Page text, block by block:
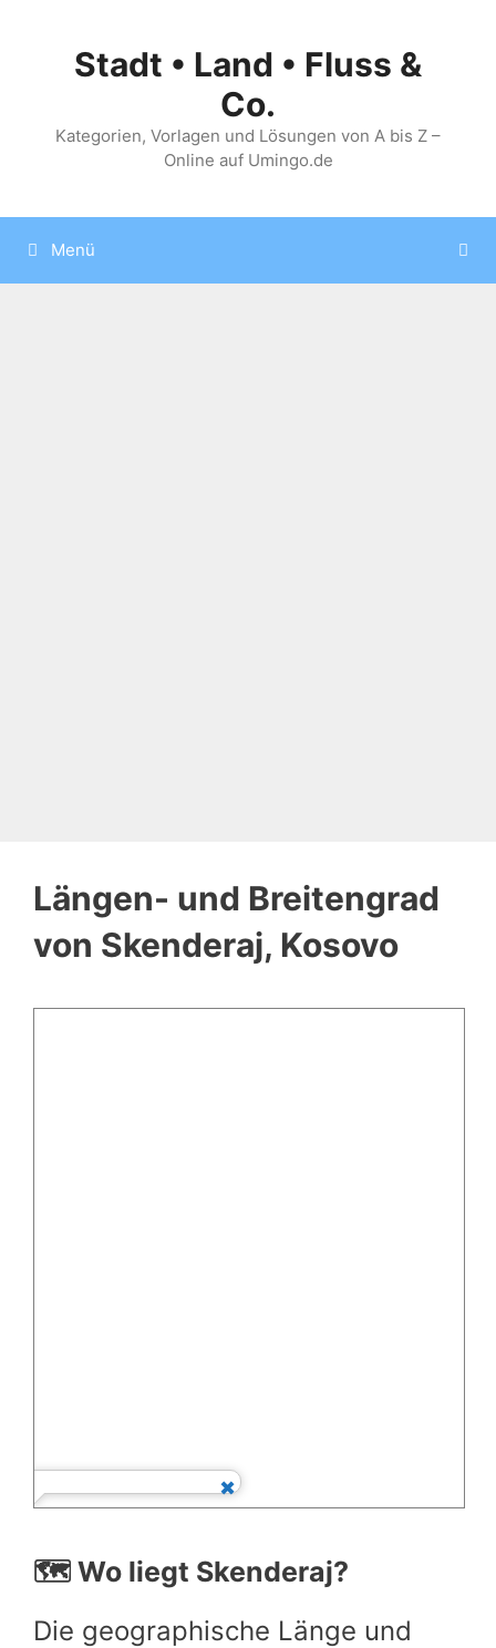
springenStadt • Land • Fluss &
Co.
Kategorien, Vorlagen und Lösungen von A bis Z –
Online auf Umingo.de
Menü
Längen- und Breitengrad
von Skenderaj, Kosovo
🗺️ Wo liegt Skenderaj?
Die geographische Länge und